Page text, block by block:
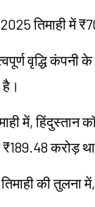
तिमाही में
वृद्धि कंपनी
है।
में,
करोड़
की तुलना